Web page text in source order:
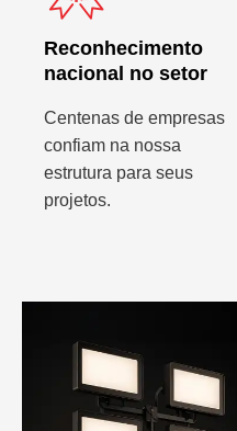
Reconhecimento
nacional no setor
Centenas de empresas
confiam na nossa
estrutura para seus
projetos.